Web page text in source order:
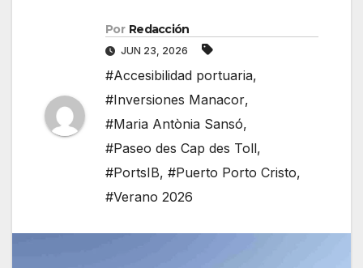
Por Redacción
JUN 23, 2026
#Accesibilidad portuaria,
#Inversiones Manacor,
#Maria Antònia Sansó,
#Paseo des Cap des Toll,
#PortsIB, #Puerto Porto Cristo,
#Verano 2026